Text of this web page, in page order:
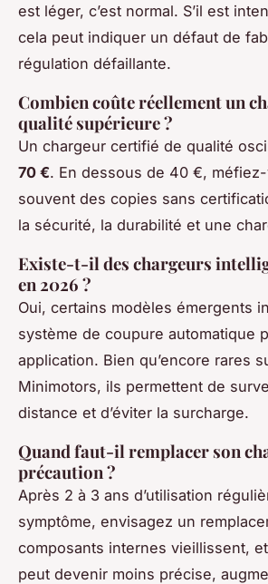
est léger, c’est normal. S’il est
cela peut indiquer un défaut de
régulation défaillante.
Combien coûte réellement un
qualité supérieure ?
Un chargeur certifié de qualité
70 €. En dessous de 40 €,
souvent des copies sans
la sécurité, la durabilité et une
Existe-t-il des chargeurs
en 2026 ?
Oui, certains modèles émergents
système de coupure automatique
application. Bien qu’encore rares
Minimotors, ils permettent de
distance et d’éviter la surcharge.
Quand faut-il remplacer son
précaution ?
Après 2 à 3 ans d’utilisation
symptôme, envisagez un
composants internes vieillissent,
peut devenir moins précise,